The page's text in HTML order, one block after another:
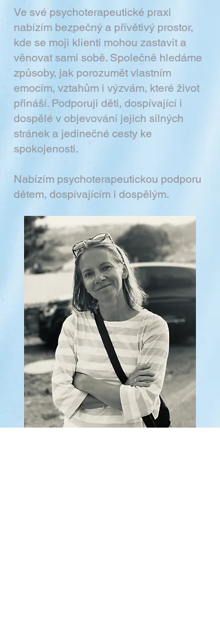
Ve své psychoterapeutické praxi
nabízím bezpečný a přívětivý prostor,
kde se moji klienti mohou zastavit a
věnovat sami sobě. Společně hledáme
způsoby, jak porozumět vlastním
emocím, vztahům i výzvám, které život
přináší. Podporuji děti, dospívající i
dospělé v objevování jejich silných
stránek a jedinečné cesty ke
spokojenosti.
Nabízím psychoterapeutickou podporu
dětem, dospívajícím i dospělým.